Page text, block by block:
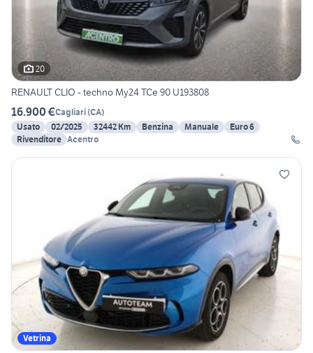
20
RENAULT CLIO - techno My24 TCe 90 U193808
16.900 €Cagliari(CA)
Usato
02/2025 32442 Km Benzina Manuale
Euro 6
Rivenditore Acentro
Vetrina